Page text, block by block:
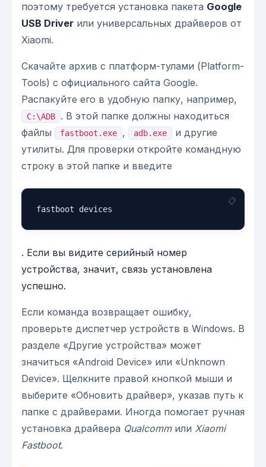
поэтому требуется установка пакета Google
USB Driver или универсальных драйверов от
Xiaomi.
Скачайте архив с платформ-тулами (Platform-
Tools) с официального сайта Google.
Распакуйте его в удобную папку, например,
C:\ADB
. В этой папке должны находиться
файлы
fastboot.exe , adb.exe
и другие
утилиты. Для проверки откройте командную
строку в этой папке и введите
fastboot devices
. Если вы видите серийный номер
устройства, значит, связь установлена
успешно.
Если команда возвращает ошибку,
проверьте диспетчер устройств в Windows. В
разделе «Другие устройства» может
значиться «Android Device» или «Unknown
Device». Щелкните правой кнопкой мыши и
выберите «Обновить драйвер», указав путь к
папке с драйверами. Иногда помогает ручная
установка драйвера Qualcommили Xiaomi
Fastboot.